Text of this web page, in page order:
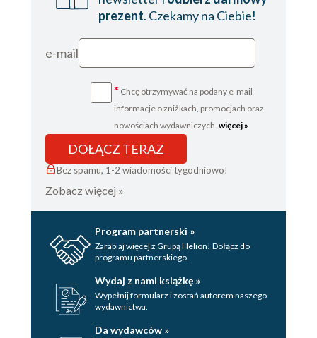
prezent. Czekamy na Ciebie!
e-mail
* Chcę otrzymywać na podany e-mail
informacje o zniżkach, promocjach oraz
nowościach wydawniczych. więcej »
DOŁĄCZ TERAZ
Bez spamu, 1-2 wiadomości tygodniowo!
Zobacz więcej »
Program partnerski »
Zarabiaj więcej z Grupą Helion! Dołącz do
programu partnerskiego.
Wydaj z nami książkę »
Wypełnij formularz i zostań autorem naszego
wydawnictwa.
Da wydawców »